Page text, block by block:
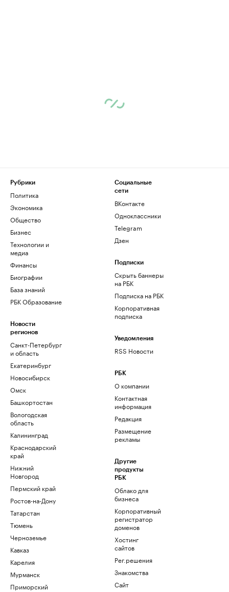
Рубрики
Политика
Экономика
Общество
Бизнес
Технологии и
медиа
Финансы
Биографии
База знаний
РБК Образование
Новости
регионов
Санкт-Петербург
и область
Екатеринбург
Новосибирск
Омск
Башкортостан
Вологодская
область
Калининград
Краснодарский
край
Нижний
Новгород
Пермский край
Ростов-на-Дону
Татарстан
Тюмень
Черноземье
Кавказ
Карелия
Мурманск
Приморский
Социальные
сети
ВКонтакте
Одноклассники
Telegram
Дзен
Подписки
Скрыть баннеры
на РБК
Подписка на РБК
Корпоративная
подписка
Уведомления
RSS Новости
РБК
О компании
Контактная
информация
Редакция
Размещение
рекламы
Другие
продукты
РБК
Облако для
бизнеса
Корпоративный
регистратор
доменов
Хостинг
сайтов
Рег.решения
Знакомства
Сайт